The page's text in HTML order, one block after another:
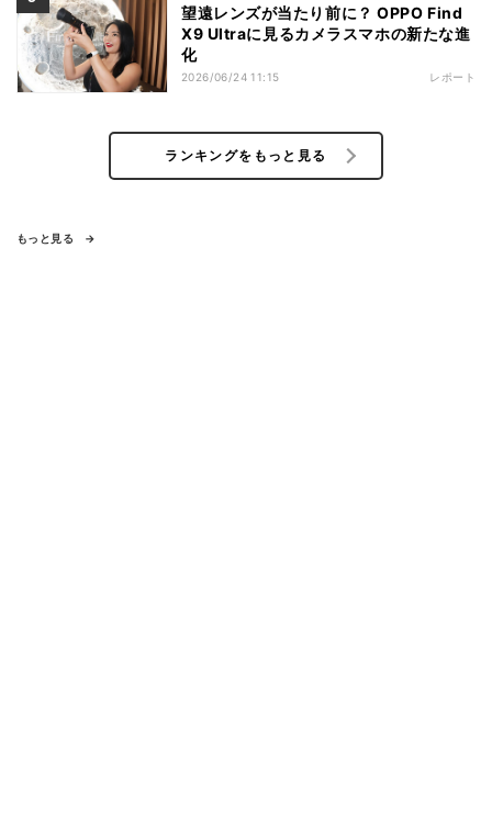
望遠レンズが当たり前に？ OPPO Find
X9 Ultraに見るカメラスマホの新たな進
化
2026/06/24 11:15 レポート
ランキングをもっと見る
もっと見る